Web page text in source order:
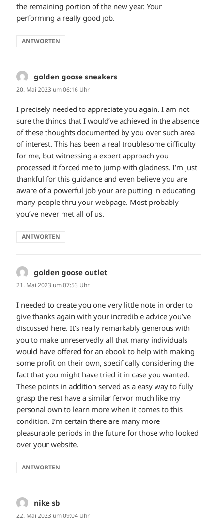
the remaining portion of the new year. Your
performing a really good job.
ANTWORTEN
golden goose sneakers
20. Mai 2023 um 06:16 Uhr
I precisely needed to appreciate you again. I am not
sure the things that I would’ve achieved in the absence
of these thoughts documented by you over such area
of interest. This has been a real troublesome difficulty
for me, but witnessing a expert approach you
processed it forced me to jump with gladness. I’m just
thankful for this guidance and even believe you are
aware of a powerful job your are putting in educating
many people thru your webpage. Most probably
you’ve never met all of us.
ANTWORTEN
golden goose outlet
21. Mai 2023 um 07:53 Uhr
I needed to create you one very little note in order to
give thanks again with your incredible advice you’ve
discussed here. It’s really remarkably generous with
you to make unreservedly all that many individuals
would have offered for an ebook to help with making
some profit on their own, specifically considering the
fact that you might have tried it in case you wanted.
These points in addition served as a easy way to fully
grasp the rest have a similar fervor much like my
personal own to learn more when it comes to this
condition. I’m certain there are many more
pleasurable periods in the future for those who looked
over your website.
ANTWORTEN
nike sb
22. Mai 2023 um 09:04 Uhr